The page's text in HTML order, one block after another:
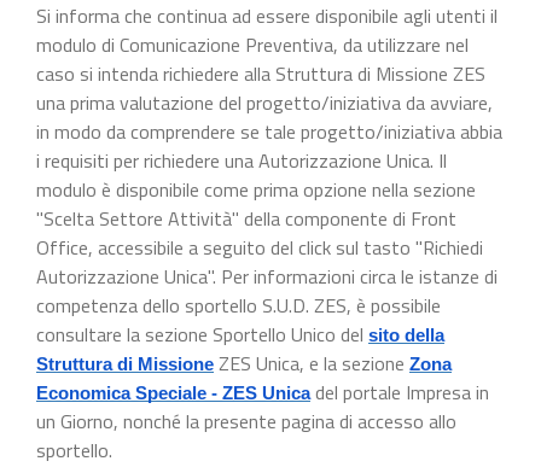
Si informa che continua ad essere disponibile agli utenti il
modulo di Comunicazione Preventiva, da utilizzare nel
caso si intenda richiedere alla Struttura di Missione ZES
una prima valutazione del progetto/iniziativa da avviare,
in modo da comprendere se tale progetto/iniziativa abbia
i requisiti per richiedere una Autorizzazione Unica. Il
modulo è disponibile come prima opzione nella sezione
"Scelta Settore Attività" della componente di Front
Office, accessibile a seguito del click sul tasto "Richiedi
Autorizzazione Unica". Per informazioni circa le istanze di
competenza dello sportello S.U.D. ZES, è possibile
consultare la sezione Sportello Unico del sito della
Struttura di Missione ZES Unica, e la sezione Zona
Economica Speciale - ZES Unicadel portale Impresa in
un Giorno, nonché la presente pagina di accesso allo
sportello.